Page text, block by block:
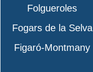
Folgueroles
Fogars de la Selva
Figaró-Montmany